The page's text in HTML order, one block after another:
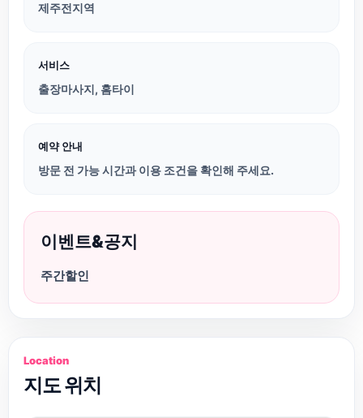
제주전지역
서비스
출장마사지, 홈타이
예약 안내
방문 전 가능 시간과 이용 조건을 확인해 주세요.
이벤트&공지
주간할인
Location
지도 위치